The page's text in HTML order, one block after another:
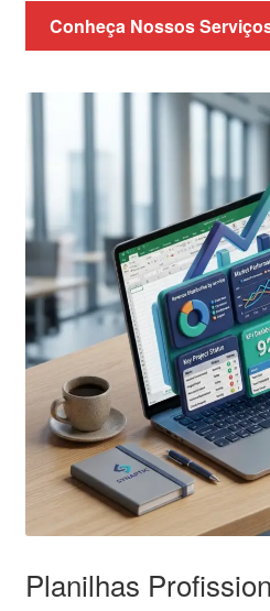
Conheça Nossos
Planilhas